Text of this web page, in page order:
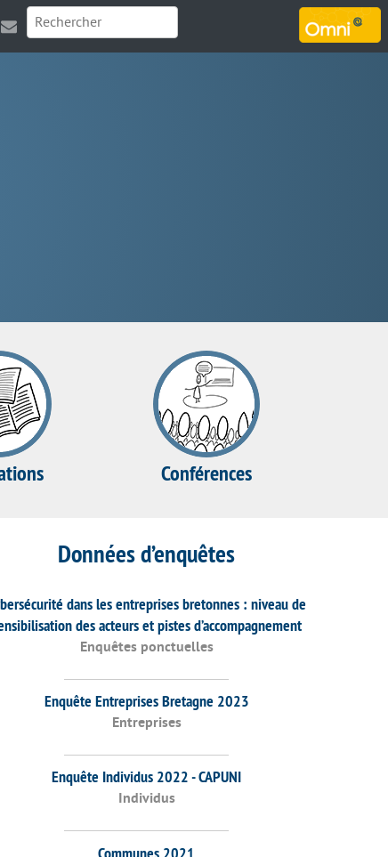
Conférences
Données d’enquêtes
dans les entreprises bretonnes : niveau de
des acteurs et pistes d’accompagnement
Enquêtes ponctuelles
Enquête Entreprises Bretagne 2023
Entreprises
Enquête Individus 2022 - CAPUNI
Individus
Communes 2021